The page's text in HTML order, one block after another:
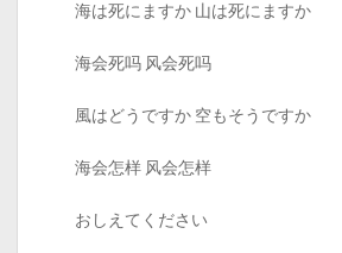
海は死にますか 山は死にますか
海会死吗 风会死吗
風はどうですか 空もそうですか
海会怎样 风会怎样
おしえてください